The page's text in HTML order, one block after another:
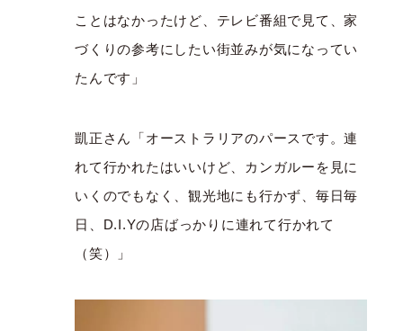
ことはなかったけど、テレビ番組で見て、家
づくりの参考にしたい街並みが気になってい
たんです」
凱正さん「オーストラリアのパースです。連
れて行かれたはいいけど、カンガルーを見に
いくのでもなく、観光地にも行かず、毎日毎
日、D.I.Yの店ばっかりに連れて行かれて
（笑）」